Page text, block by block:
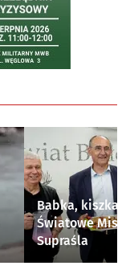
Babka, kiszka i
Światowe
Supraśla